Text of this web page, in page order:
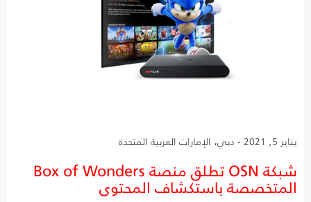
يناير 5, 2021 - دبي، الإمارات العربية المتحدة
شبكة OSN تطلق منصة Box of Wonders
المتخصصة باستكشاف المحتوى